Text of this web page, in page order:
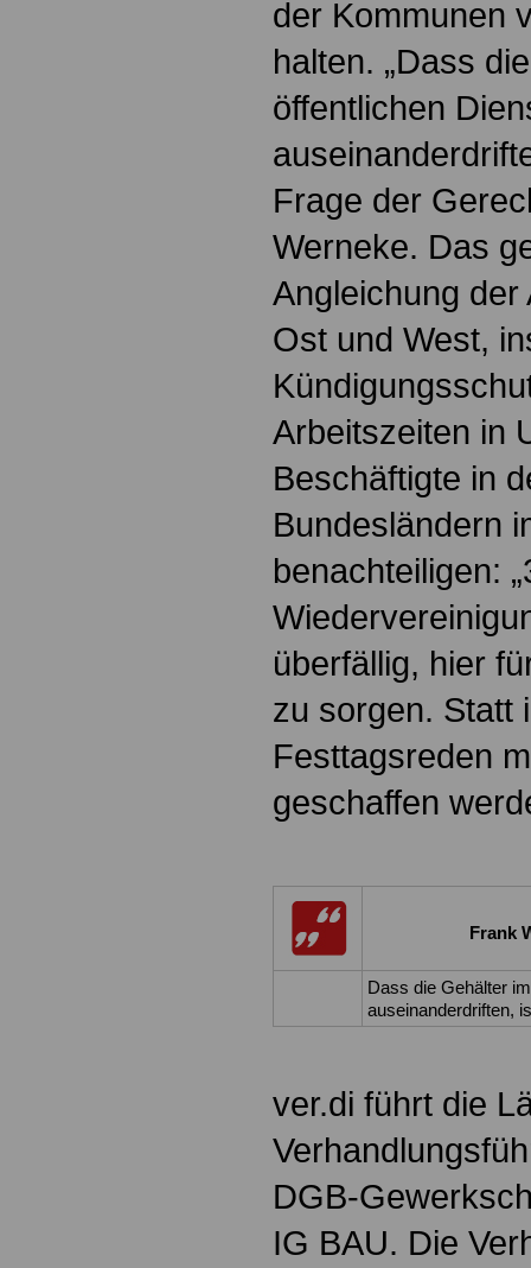
der Kommunen
halten. „Dass
öffentlichen
Frage der
Werneke. Das
Angleichung der
Ost und West,
Arbeitszeiten in
Beschäftigte in
Bundesländern
benachteiligen:
überfällig, hier
zu sorgen. Statt
Festtagsreden
geschaffen
Frank
Dass die Gehälter
auseinanderdriften,
ver.di führt die
DGB-
IG BAU. Die